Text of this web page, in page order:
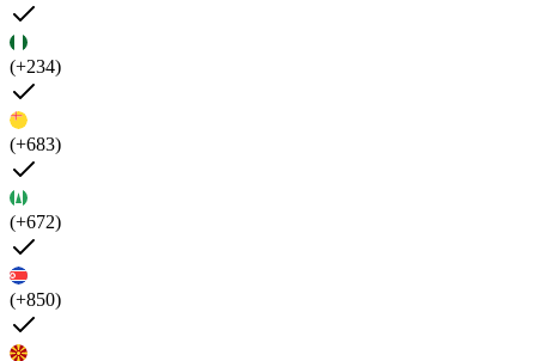
(+234)
(+683)
(+672)
(+850)